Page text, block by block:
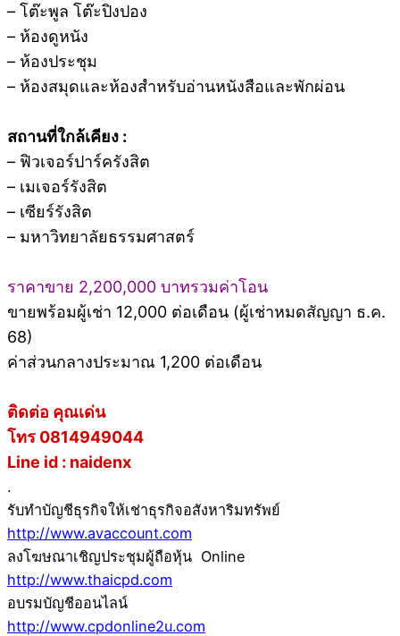
– โต๊ะพูล โต๊ะปิงปอง
– ห้องดูหนัง
– ห้องประชุม
– ห้องสมุดและห้องสำหรับอ่านหนังสือและพักผ่อน
สถานที่ใกล้เคียง :
– ฟิวเจอร์ปาร์ครังสิต
– เมเจอร์รังสิต
– เซียร์รังสิต
– มหาวิทยาลัยธรรมศาสตร์
ราคาขาย 2,200,000 บาทรวมค่าโอน
ขายพร้อมผู้เช่า 12,000 ต่อเดือน (ผู้เช่าหมดสัญญา ธ.ค.
68)
ค่าส่วนกลางประมาณ 1,200 ต่อเดือน
ติดต่อ คุณเด่น
โทร 0814949044
Line id : naidenx
.
รับทำบัญชีธุรกิจให้เช่าธุรกิจอสังหาริมทรัพย์
http://www.avaccount.com
ลงโฆษณาเชิญประชุมผู้ถือหุ้น Online
http://www.thaicpd.com
อบรมบัญชีออนไลน์
http://www.cpdonline2u.com